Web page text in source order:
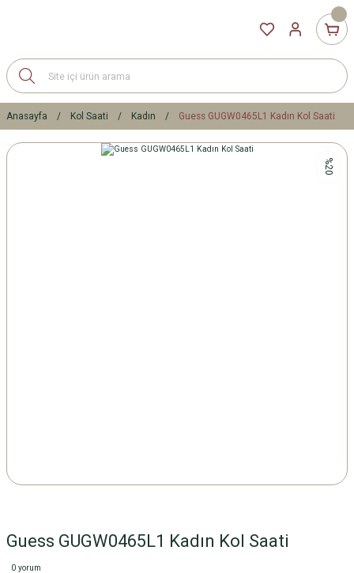
Anasayfa Kol Saati Kadın Guess GUGW0465L1 Kadın Kol Saati
%20
Guess GUGW0465L1 Kadın Kol Saati
0 yorum